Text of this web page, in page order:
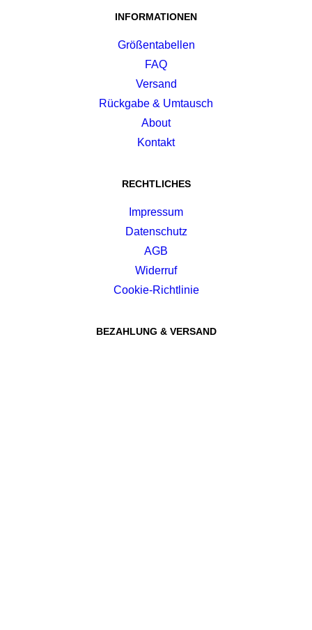
INFORMATIONEN
Größentabellen
FAQ
Versand
Rückgabe & Umtausch
About
Kontakt
RECHTLICHES
Impressum
Datenschutz
AGB
Widerruf
Cookie-Richtlinie
BEZAHLUNG & VERSAND